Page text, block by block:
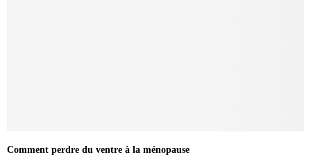
Comment perdre du ventre à la ménopause